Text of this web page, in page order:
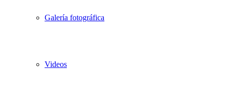
Galería fotográfica
Videos